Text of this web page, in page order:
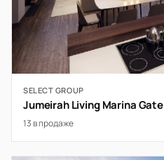
SELECT GROUP
Jumeirah Living Marina Gate
13 в продаже